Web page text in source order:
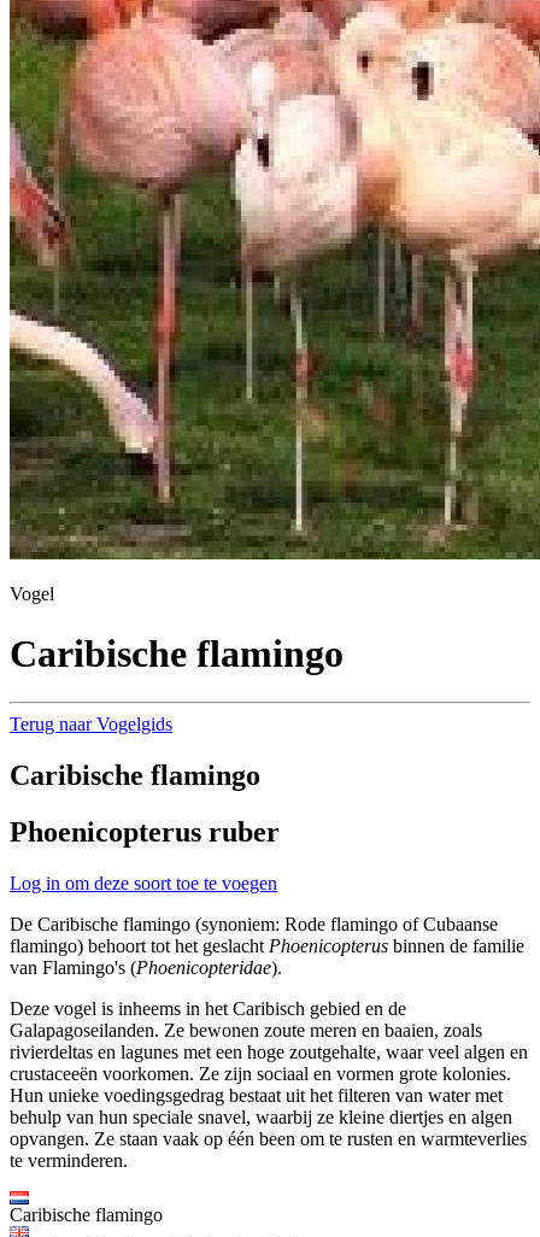
Vogel
Caribische flamingo
Terug naar Vogelgids
Caribische flamingo
Phoenicopterus ruber
Log in om deze soort toe te voegen
De Caribische flamingo (synoniem: Rode flamingo of Cubaanse
flamingo) behoort tot het geslacht Phoenicopterus binnen de familie
van Flamingo's (Phoenicopteridae).
Deze vogel is inheems in het Caribisch gebied en de
Galapagoseilanden. Ze bewonen zoute meren en baaien, zoals
rivierdeltas en lagunes met een hoge zoutgehalte, waar veel algen en
crustaceeën voorkomen. Ze zijn sociaal en vormen grote kolonies.
Hun unieke voedingsgedrag bestaat uit het filteren van water met
behulp van hun speciale snavel, waarbij ze kleine diertjes en algen
opvangen. Ze staan vaak op één been om te rusten en warmteverlies
te verminderen.
Caribische flamingo